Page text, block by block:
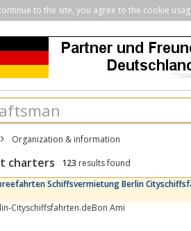
to the site, you agree to the cookie
Organization & information
charters 123 results found
Schiffsvermietung Berlin
Cityschiffsfahrten.deBon Ami